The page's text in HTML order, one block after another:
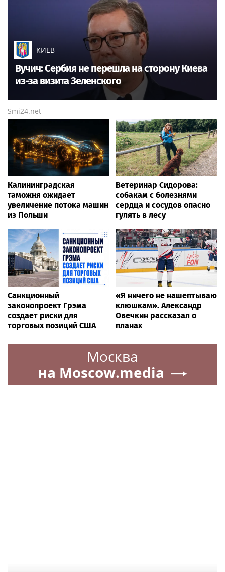
КИЕВ
Вучич: Сербия не перешла на сторону Киева
из-за визита Зеленского
Smi24.net
Калининградская
таможня ожидает
увеличение потока машин
из Польши
Ветеринар Сидорова:
собакам с болезнями
сердца и сосудов опасно
гулять в лесу
Санкционный
законопроект Грэма
создает риски для
торговых позиций США
«Я ничего не нашептываю
клюшкам». Александр
Овечкин рассказал о
планах
Москва
на Moscow.media